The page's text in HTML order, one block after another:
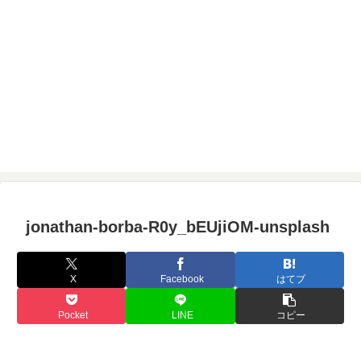
jonathan-borba-R0y_bEUjiOM-unsplash
X Facebook はてブ
Pocket LINE コピー